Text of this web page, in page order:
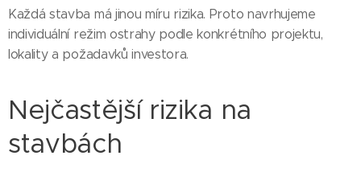
Každá stavba má jinou míru rizika. Proto navrhujeme
individuální režim ostrahy podle konkrétního projektu,
lokality a požadavků investora.
Nejčastější rizika na
stavbách